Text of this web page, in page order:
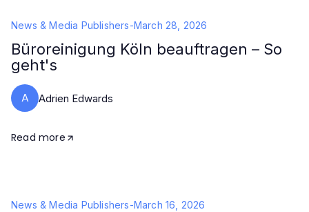
News & Media Publishers-March 28, 2026
Büroreinigung Köln beauftragen – So
geht's
A Adrien Edwards
Read more
News & Media Publishers-March 16, 2026